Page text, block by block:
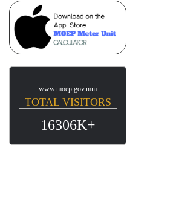
www.moep.gov.mm
TOTAL VISITORS
16306K+